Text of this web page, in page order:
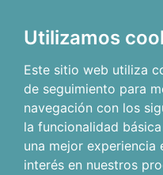
Utilizamos
Este sitio web utiliza
de seguimiento para
navegación con los
la funcionalidad
una mejor experiencia
interés en nuestros